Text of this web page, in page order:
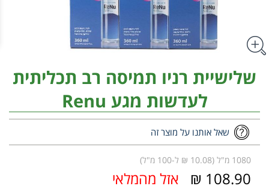
שלישיית רניו תמיסה רב תכליתית
לעדשות מגע Renu
שאל אותנו על מוצר זה
1080 מ"ל (10.08 ₪ ל-100 מ"ל)
108.90 ₪ אזל מהמלאי